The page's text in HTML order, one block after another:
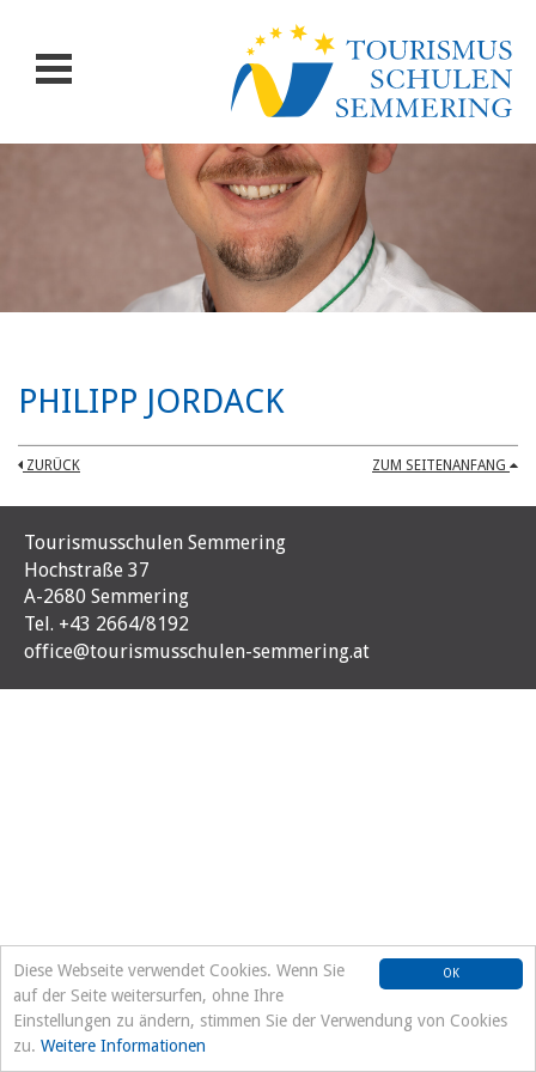
OK
Diese Webseite verwendet Cookies. Wenn Sie
auf der Seite weitersurfen, ohne Ihre
Einstellungen zu ändern, stimmen Sie der Verwendung von Cookies
zu. Weitere Informationen
PHILIPP JORDACK
ZURÜCK ZUM SEITENANFANG
Tourismusschulen Semmering
Hochstraße 37
A-2680 Semmering
Tel. +43 2664/8192
office@tourismusschulen-semmering.at